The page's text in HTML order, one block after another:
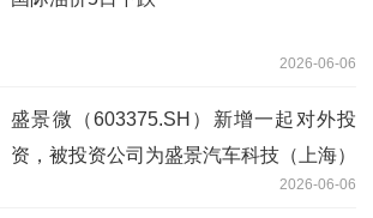
2026-06-06
盛景微（603375.SH）新增一起对外投
资，被投资公司为盛景汽车科技（上海）
2026-06-06